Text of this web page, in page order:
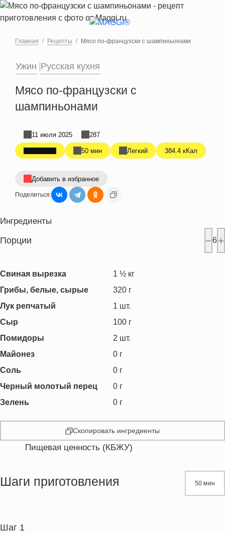
Перейти к основному содержанию
Главная Рецепты Мясо по-французски с шампиньонами
Ужин Русская кухня
Мясо по-французски с
шампиньонами
50 мин Легкий 384.4 кКал
11 июля 2025 287
Добавить в избранное
Поделиться:
Ингредиенты
Порции 6
Свиная вырезка 1 ½ кг
Грибы, белые, сырые
320 г
Лук репчатый
1 шт.
Сыр
100 г
Помидоры
2 шт.
Майонез
0 г
Соль
0 г
Черный молотый перец
0 г
Зелень
0 г
Скопировать ингредиенты
Пищевая ценность (КБЖУ)
Жиры
Пищевые волокна
Шаги приготовления 50 мин
Шаг 1